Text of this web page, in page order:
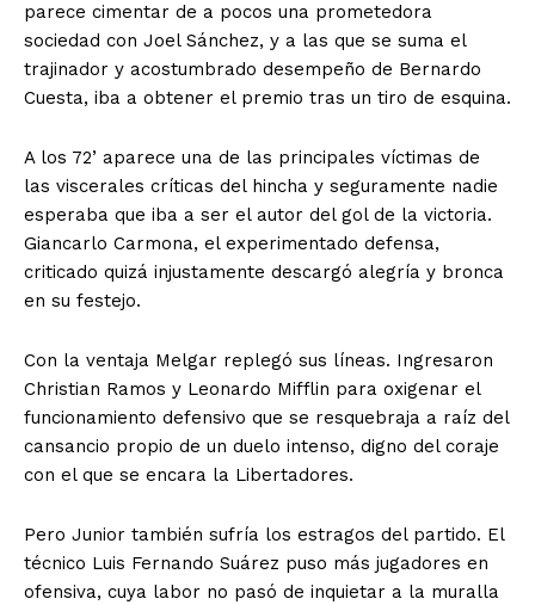
parece cimentar de a pocos una prometedora
sociedad con Joel Sánchez, y a las que se suma el
trajinador y acostumbrado desempeño de Bernardo
Cuesta, iba a obtener el premio tras un tiro de esquina.
A los 72’ aparece una de las principales víctimas de
las viscerales críticas del hincha y seguramente nadie
esperaba que iba a ser el autor del gol de la victoria.
Giancarlo Carmona, el experimentado defensa,
criticado quizá injustamente descargó alegría y bronca
en su festejo.
Con la ventaja Melgar replegó sus líneas. Ingresaron
Christian Ramos y Leonardo Mifflin para oxigenar el
funcionamiento defensivo que se resquebraja a raíz del
cansancio propio de un duelo intenso, digno del coraje
con el que se encara la Libertadores.
Pero Junior también sufría los estragos del partido. El
técnico Luis Fernando Suárez puso más jugadores en
ofensiva, cuya labor no pasó de inquietar a la muralla